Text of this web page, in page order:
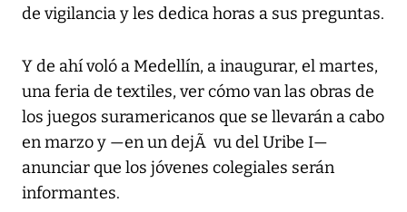
de vigilancia y les dedica horas a sus preguntas.
Y de ahí voló a Medellín, a inaugurar, el martes,
una feria de textiles, ver cómo van las obras de
los juegos suramericanos que se llevarán a cabo
en marzo y —en un dejÃ vu del Uribe I—
anunciar que los jóvenes colegiales serán
informantes.